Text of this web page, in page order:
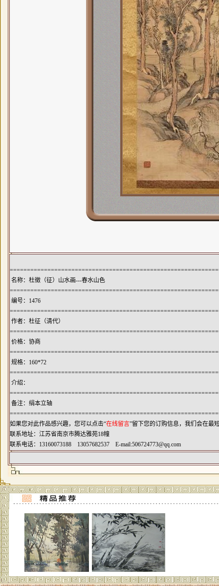
名称：杜徵（征）山水画---春水山色
编号：1476
作者：杜征（清代）
价格：协商
规格：160*72
介绍：
备注：绢本立轴
如果您对此作品感兴趣，您可以点击“在线留言”留下您的订购信息，我们会在最
联系地址：江苏省南京市腾达雅苑18幢
联系电话：13160073188 13057682537 E-mail:506724773@qq.com